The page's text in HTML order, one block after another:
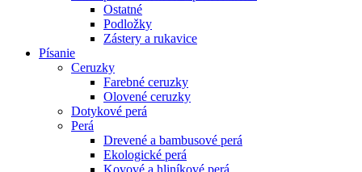
Ostatné
Podložky
Zástery a rukavice
Písanie
Ceruzky
Farebné ceruzky
Olovené ceruzky
Dotykové perá
Perá
Drevené a bambusové perá
Ekologické perá
Kovové a hliníkové perá